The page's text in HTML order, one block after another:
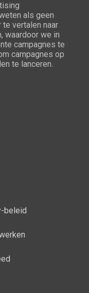
als geen
vertalen naar
waardoor we in
campagnes te
campagnes op
te lanceren.
beleid